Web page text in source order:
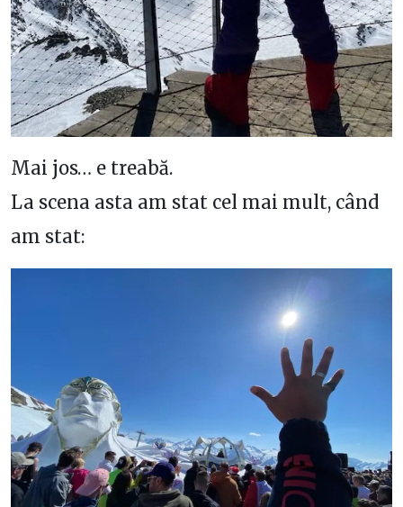
Mai jos… e treabă.
La scena asta am stat cel mai mult, când
am stat: